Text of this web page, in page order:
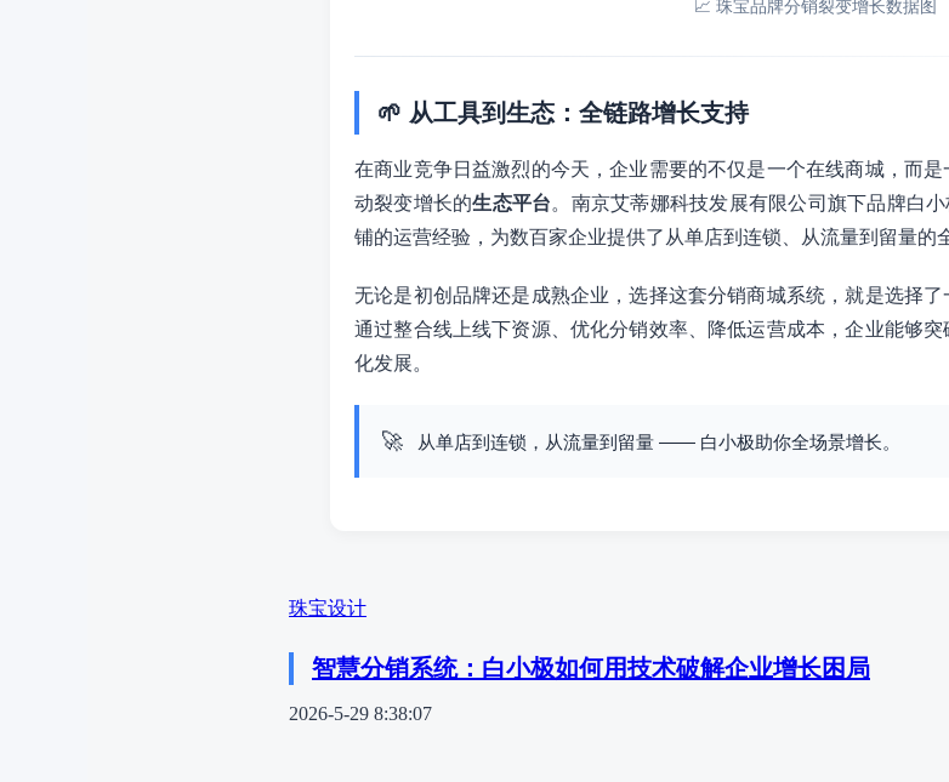
📈 珠宝品牌分销裂变增长数据图
🌱 从工具到生态：全链路增长支持
在商业竞争日益激烈的今天，企业需要的不仅是一个在线商城，而
动裂变增长的生态平台。南京艾蒂娜科技发展有限公司旗下品牌白
铺的运营经验，为数百家企业提供了从单店到连锁、从流量到留量的
无论是初创品牌还是成熟企业，选择这套分销商城系统，就是选择了
通过整合线上线下资源、优化分销效率、降低运营成本，企业能够
化发展。
🚀 从单店到连锁，从流量到留量 —— 白小极助你全场景增长。
珠宝设计
智慧分销系统：白小极如何用技术破解企业增长困局
2026-5-29 8:38:07